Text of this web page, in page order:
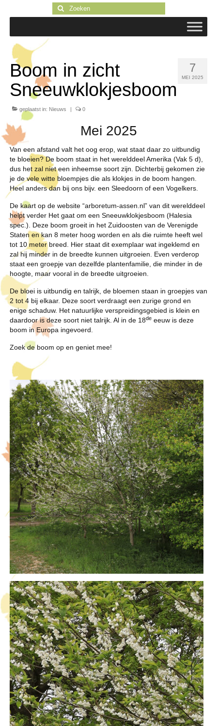
Zoeken
naar:
7
MEI 2025
Boom in zicht
Sneeuwklokjesboom
geplaatst in: Nieuws | 0
Mei 2025
Van een afstand valt het oog erop, wat staat daar zo uitbundig
te bloeien? De boom staat in het werelddeel Amerika (Vak 5 d),
dus het zal niet een inheemse soort zijn. Dichterbij gekomen zie
je de vele witte bloempjes die als klokjes in de boom hangen.
Heel anders dan bij ons bijv. een Sleedoorn of een Vogelkers.
De kaart op de website “arboretum-assen.nl” van dit werelddeel
helpt verder Het gaat om een Sneeuwklokjesboom (Halesia
spec.). Deze boom groeit in het Zuidoosten van de Verenigde
Staten en kan 8 meter hoog worden en als die ruimte heeft wel
tot 10 meter breed. Hier staat dit exemplaar wat ingeklemd en
zal hij minder in de breedte kunnen uitgroeien. Even verderop
staat een groepje van dezelfde plantenfamilie, die minder in de
hoogte, maar vooral in de breedte uitgroeien.
De bloei is uitbundig en talrijk, de bloemen staan in groepjes van
2 tot 4 bij elkaar. Deze soort verdraagt een zurige grond en
enige schaduw. Het natuurlijke verspreidingsgebied is klein en
daardoor is deze soort niet talrijk. Al in de 18de eeuw is deze
boom in Europa ingevoerd.
Zoek de boom op en geniet mee!